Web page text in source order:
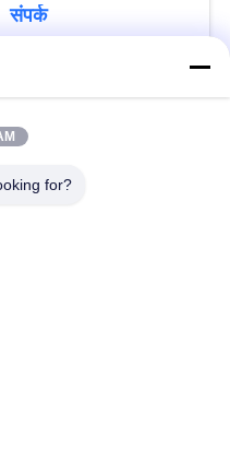
संपर्क
वर्षा स्टेनलेस स्टील
for?